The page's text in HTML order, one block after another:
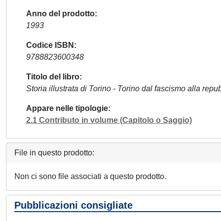
Anno del prodotto
1993
Codice ISBN
9788823600348
Titolo del libro
Storia illustrata di Torino - Torino dal fascismo alla
Appare nelle tipologie
2.1 Contributo in volume (Capitolo o Saggio)
File in questo prodotto:
Non ci sono file associati a questo prodotto.
Pubblicazioni consigliate